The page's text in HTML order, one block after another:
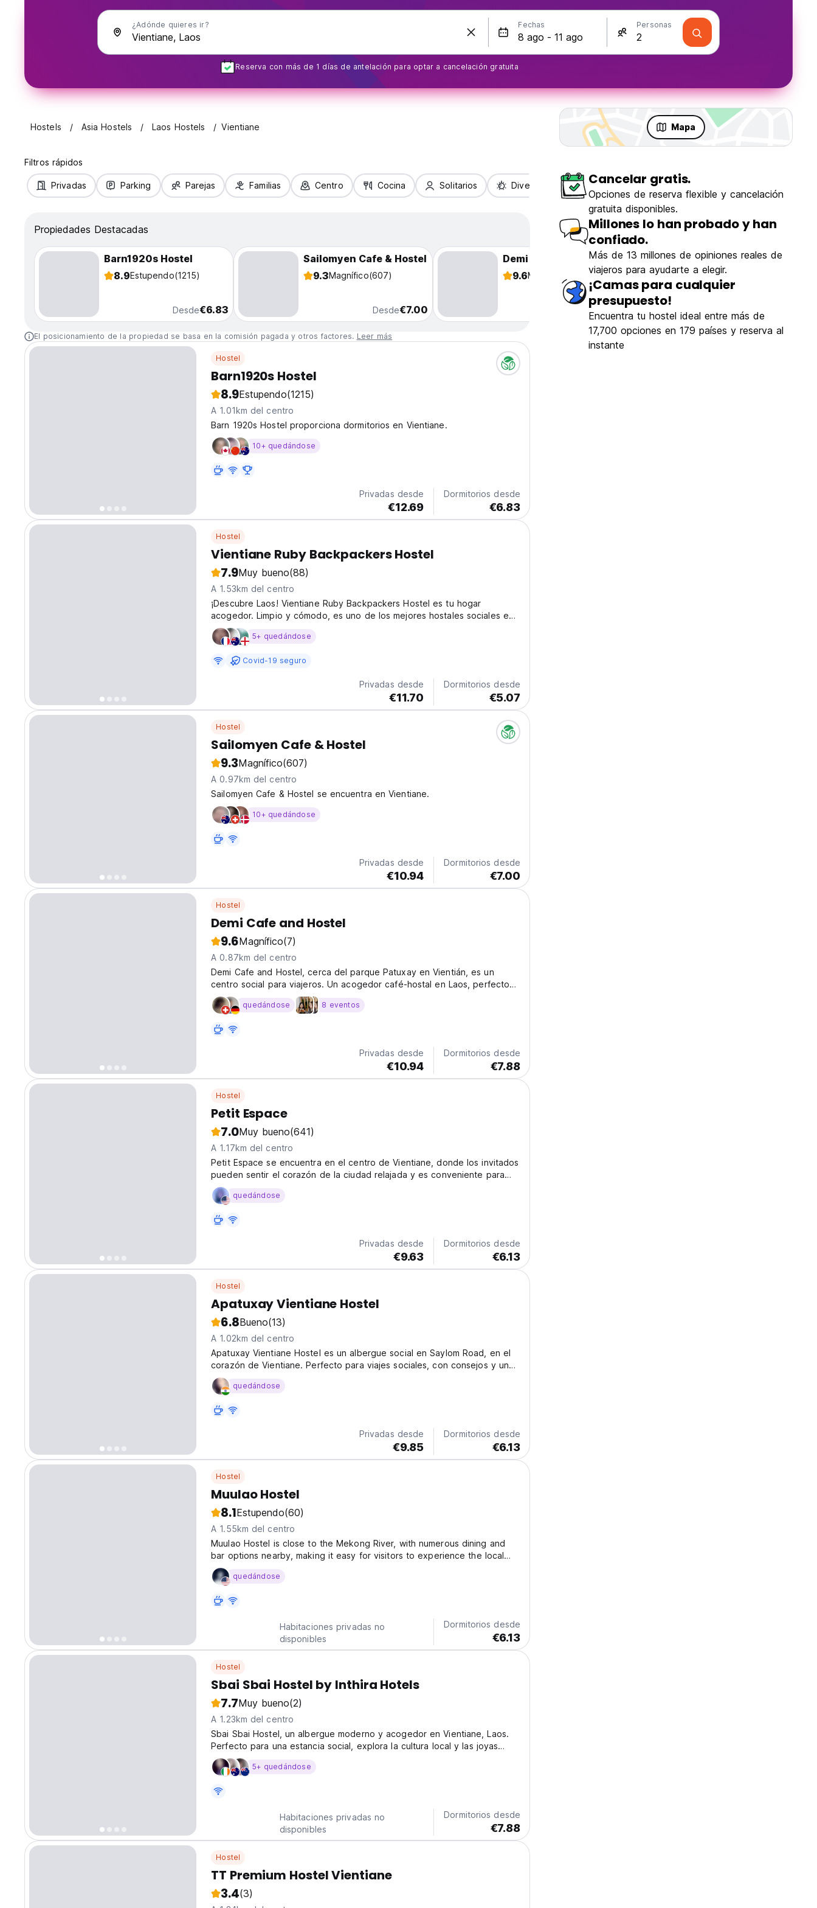
¿Adónde quieres ir? Fechas Personas
Reserva con más de 1 días de antelación para optar a cancelación gratuita
Hostels Asia Hostels Laos Hostels Vientiane Mapa
Filtros rápidos
Privadas Parking Parejas Familias Centro Cocina Solitarios Diversión
Propiedades Destacadas
Barn1920s Hostel
8.9Estupendo(1215)
Desde€6.83
Sailomyen Cafe & Hostel
9.3Magnífico(607)
Desde€7.00
Demi Cafe and Hostel
9.6Magnífico
Desde €7.88
El posicionamiento de la propiedad se basa en la comisión pagada y otros factores. Leer más
Hostel
Barn1920s Hostel
8.9Estupendo(1215)
A 1.01km del centro
Barn 1920s Hostel proporciona dormitorios en Vientiane.
10+ quedándose
Privadas desde
€12.69
Dormitorios desde
€6.83
Hostel
Vientiane Ruby Backpackers Hostel
7.9Muy bueno(88)
A 1.53km del centro
¡Descubre Laos! Vientiane Ruby Backpackers Hostel es tu hogar
acogedor. Limpio y cómodo, es uno de los mejores hostales sociales en
Vientián para recorridos por la ciudad y templos. (Auto-translated from
original language)
5+ quedándose
Covid-19 seguro
Privadas desde
€11.70
Dormitorios desde
€5.07
Hostel
Sailomyen Cafe & Hostel
9.3Magnífico(607)
A 0.97km del centro
Sailomyen Cafe & Hostel se encuentra en Vientiane.
10+ quedándose
Privadas desde
€10.94
Dormitorios desde
€7.00
Hostel
Demi Cafe and Hostel
9.6Magnífico(7)
A 0.87km del centro
Demi Cafe and Hostel, cerca del parque Patuxay en Vientián, es un
centro social para viajeros. Un acogedor café-hostal en Laos, perfecto
para explorar templos y mercados locales. (Auto-translated from original
language)quedándose 8 eventos
Privadas desde
€10.94
Dormitorios desde
€7.88
Hostel
Petit Espace
7.0Muy bueno(641)
A 1.17km del centro
Petit Espace se encuentra en el centro de Vientiane, donde los invitados
pueden sentir el corazón de la ciudad relajada y es conveniente para
ellos para cualquier aspecto.
quedándose
Privadas desde
€9.63
Dormitorios desde
€6.13
Hostel
Apatuxay Vientiane Hostel
6.8Bueno(13)
A 1.02km del centro
Apatuxay Vientiane Hostel es un albergue social en Saylom Road, en el
corazón de Vientiane. Perfecto para viajes sociales, con consejos y un
ambiente agradable. (Auto-translated from original language)
quedándose
Privadas desde
€9.85
Dormitorios desde
€6.13
Hostel
Muulao Hostel
8.1Estupendo(60)
A 1.55km del centro
Muulao Hostel is close to the Mekong River, with numerous dining and
bar options nearby, making it easy for visitors to experience the local
nightlife. Various room types are available at Muulao Hostel, including 6-
bed mixed dorms and 4-bed dorms. Make yourself...
quedándose
Habitaciones privadas no
disponibles
Dormitorios desde
€6.13
Hostel
Sbai Sbai Hostel by Inthira Hotels
7.7Muy bueno(2)
A 1.23km del centro
Sbai Sbai Hostel, un albergue moderno y acogedor en Vientiane, Laos.
Perfecto para una estancia social, explora la cultura local y las joyas
ocultas con otros viajeros. (Auto-translated from original language)
5+ quedándose
Habitaciones privadas no
disponibles
Dormitorios desde
€7.88
Hostel
TT Premium Hostel Vientiane
3.4(3)
Cancelar gratis.
Opciones de reserva flexible y cancelación
gratuita disponibles.
Millones lo han probado y han
confiado.
Más de 13 millones de opiniones reales de
viajeros para ayudarte a elegir.
¡Camas para cualquier
presupuesto!
Encuentra tu hostel ideal entre más de
17,700 opciones en 179 países y reserva al
instante